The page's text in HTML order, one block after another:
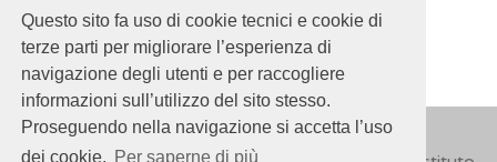
Questo sito fa uso di cookie tecnici e cookie di
terze parti per migliorare l’esperienza di
navigazione degli utenti e per raccogliere
informazioni sull’utilizzo del sito stesso.
Proseguendo nella navigazione si accetta l’uso
dei cookie. Per saperne di più
Pubblicato: 28 Febbraio 2018
- Ultimo aggiornamento: 27 Novembre 2021